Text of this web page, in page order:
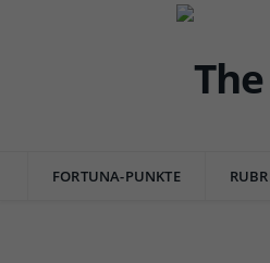
FORTUNA-PUNKTE
Neue